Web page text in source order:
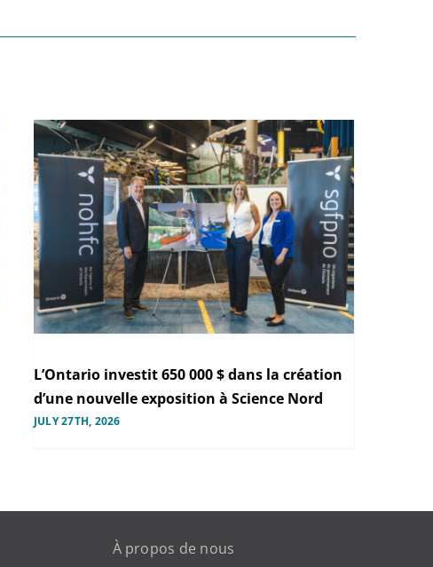
L’Ontario investit 650 000 $ dans la création
d’une nouvelle exposition à Science Nord
JULY 27TH, 2026
À propos de nous